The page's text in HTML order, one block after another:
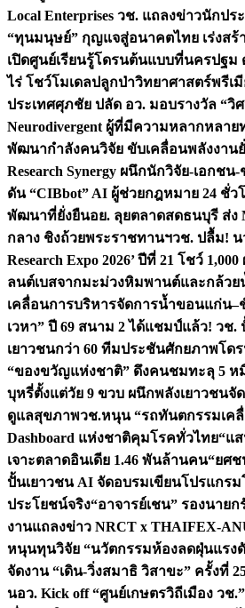
Local Enterprises วช. แถลงข่าวนักประ
“ทุนมนุษย์” กุญแจสู่อนาคตไทย เร่งสร้
เปิดศูนย์เรียนรู้โดรนต้นแบบที่นครปฐม
ไร่ โชว์โมเดลปลูกป่าวิทยาศาสตร์พรีเ
ประเทศศุภชัย ปลัด อว. มอบรางวัล “
Neurodivergent ผู้ที่มีความหลากหลา
พัฒนากำลังคนวิจัย ขับเคลื่อนพลังงานยั่
Research Synergy ผนึกนักวิจัย-เอกช
ดัน “CIBbot” AI ผู้ช่วยกฎหมาย 24 ชั่
พัฒนาที่ยั่งยืนอย. ลุยตลาดสดธนบุรี ส่ง
กลาง ชิงถ้วยพระราชทานฯวช. ปลื้ม! น
Research Expo 2026’ ปีที่ 21 โชว์
ลนต์เบสจากมะม่วงหิมพานต์และกล้วย
เคลื่อนการบริหารจัดการน้ำขอนแก่น–
เวหา” ปี 69 สนาม 2 ได้แชมป์แล้ว! ว
เยาวชนกว่า 60 ทีมประชันศักยภาพโด
“ของขวัญแห่งชาติ” ดึงคนชมทะลุ 5 ห
บุหรี่ตั้งแต่วัย 9 ขวบ ผนึกพลังเยาวชนจั
ดูแลสุขภาพวช.หนุน “รถทันตกรรมเค
Dashboard แห่งชาติคุมโรคทั่วไทย“แ
เจาะตลาดอินเดีย 1.46 พันล้านคน“ยศช
ปั้นเยาวชน AI จัดอบรมเขียนโปรแกร
ประโยชน์จริง“อาจารย์เชน” รองนา
งานแถลงข่าว NRCT x THAIFEX-
หนุนทุนวิจัย “นวัตกรรมห้องลดฝุ่นแรง
จัดงาน “เดิน-วิ่งสมาธิ วิสาขะ” ครั้งที่
นอว. Kick off “ศูนย์เกษตรวิถีเมือง วช